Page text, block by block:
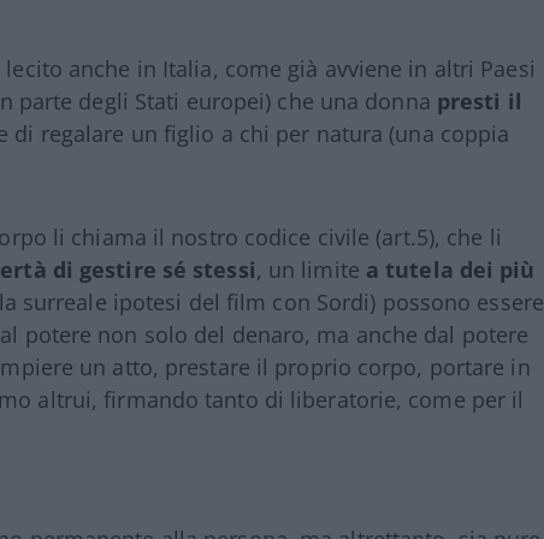
anche in Italia, come già avviene in altri Paesi
parte degli Stati europei) che una donna presti il
di regalare un figlio a chi per natura (una coppia
li chiama il nostro codice civile (art.5), che li
di gestire sé stessi, un limite a tutela dei più
surreale ipotesi del film con Sordi) possono essere
potere non solo del denaro, ma anche dal potere
un atto, prestare il proprio corpo, portare in
altrui, firmando tanto di liberatorie, come per il